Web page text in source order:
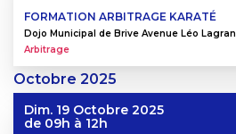
FORMATION ARBITRAGE KARATÉ
Dojo Municipal de Brive Avenue Léo
Arbitrage
Octobre 2025
Dim. 19 Octobre 2025
de 09h à 12h